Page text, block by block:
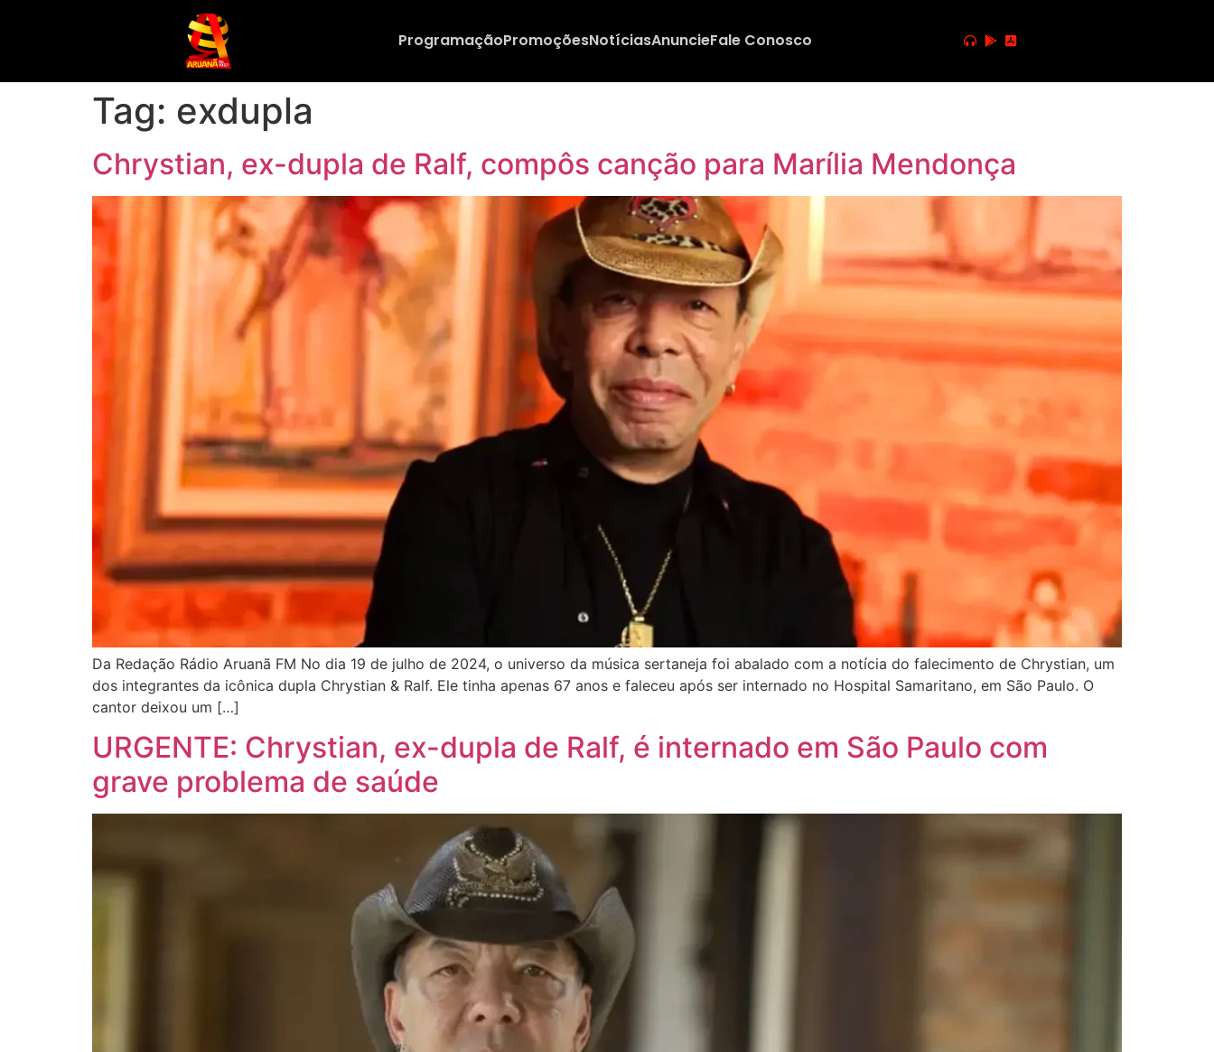
ProgramaçãoPromoçõesNotíciasAnuncieFale Conosco
Tag: exdupla
Chrystian, ex-dupla de Ralf, compôs canção para Marília Mendonça
Da Redação Rádio Aruanã FM No dia 19 de julho de 2024, o universo da música sertaneja foi abalado com a notícia do falecimento de Chrystian, um
dos integrantes da icônica dupla Chrystian & Ralf. Ele tinha apenas 67 anos e faleceu após ser internado no Hospital Samaritano, em São Paulo. O
cantor deixou um […]
URGENTE: Chrystian, ex-dupla de Ralf, é internado em São Paulo com
grave problema de saúde